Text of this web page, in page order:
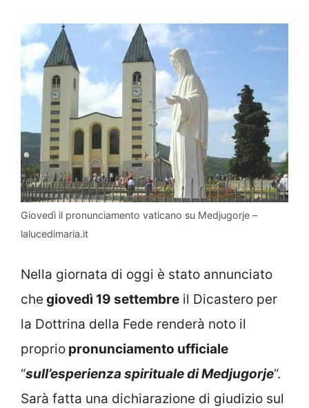
Giovedì il pronunciamento vaticano su Medjugorje –
lalucedimaria.it
Nella giornata di oggi è stato annunciato
che giovedì 19 settembre il Dicastero per
la Dottrina della Fede renderà noto il
proprio pronunciamento ufficiale
“sull’esperienza spirituale di Medjugorje“.
Sarà fatta una dichiarazione di giudizio sul